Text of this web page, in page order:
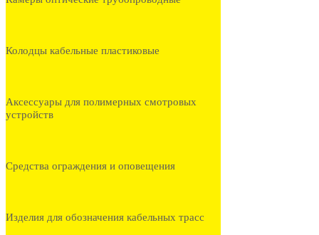
Колодцы кабельные пластиковые
Аксессуары для полимерных смотровых
устройств
Средства ограждения и оповещения
Изделия для обозначения кабельных трасс